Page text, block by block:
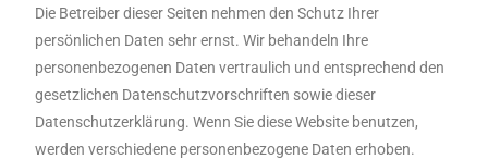
Die Betreiber dieser Seiten nehmen den Schutz Ihrer
persönlichen Daten sehr ernst. Wir behandeln Ihre
personenbezogenen Daten vertraulich und entsprechend den
gesetzlichen Datenschutzvorschriften sowie dieser
Datenschutzerklärung. Wenn Sie diese Website benutzen,
werden verschiedene personenbezogene Daten erhoben.